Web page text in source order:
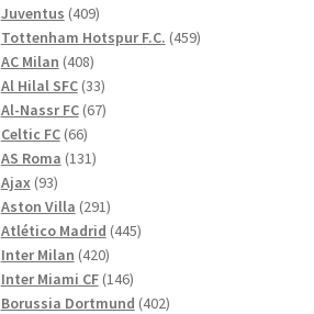
produkter
Juventus 409409
produkter
Tottenham Hotspur F.C. 459459
AC Milan 408408
produkter
Al Hilal SFC 3333
produkter
Al-Nassr FC 6767
Celtic FC 6666
produkter
AS Roma 131131
Ajax 9393
produkter
Aston Villa 291291
produkter
Atlético Madrid 445445
Inter Milan 420420
produkter
Inter Miami CF 146146
produkter
Borussia Dortmund 402402